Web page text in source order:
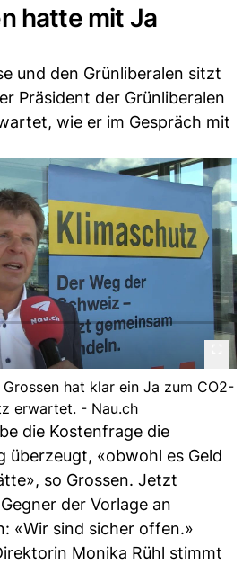
hatte mit Ja
und den Grünliberalen sitzt
Präsident der Grünliberalen
wie er im Gespräch mit
hat klar ein Ja zum CO2-
erwartet. - Nau.ch
die Kostenfrage die
überzeugt, «obwohl es Geld
so Grossen. Jetzt
der Vorlage an
«Wir sind sicher offen.»
Monika Rühl stimmt